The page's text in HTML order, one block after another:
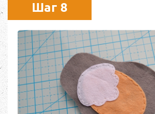
Шаг 8